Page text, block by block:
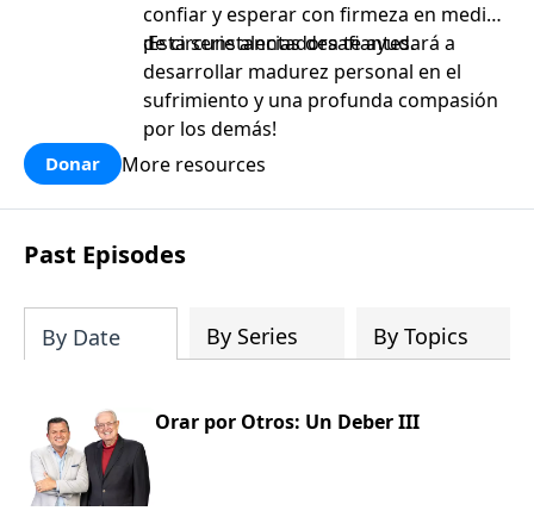
confiar y esperar con firmeza en medio
de circunstancias desafiantes.
¡Esta serie alentadora te ayudará a
desarrollar madurez personal en el
sufrimiento y una profunda compasión
por los demás!
Donar More resources
Past Episodes
By Date By Series By Topics
Orar por Otros: Un Deber III